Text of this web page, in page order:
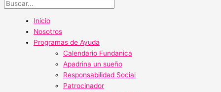
Inicio
Nosotros
Programas de Ayuda
Calendario Fundanica
Apadrina un sueño
Responsabilidad Social
Patrocinador